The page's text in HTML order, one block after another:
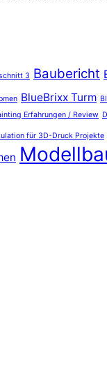
3 Baubericht
BlueBrixx Turm
Erfahrungen / Review
für 3D-Druck Projekte